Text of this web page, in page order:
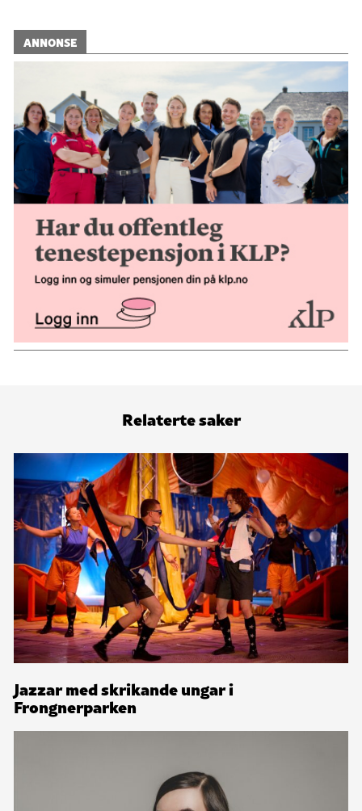
ANNONSE
Relaterte saker
Jazzar med skrikande ungar i
Frongnerparken